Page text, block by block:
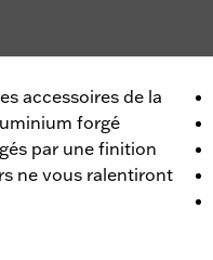
accessoires de la
forgé
par une finition
ne vous ralentiront